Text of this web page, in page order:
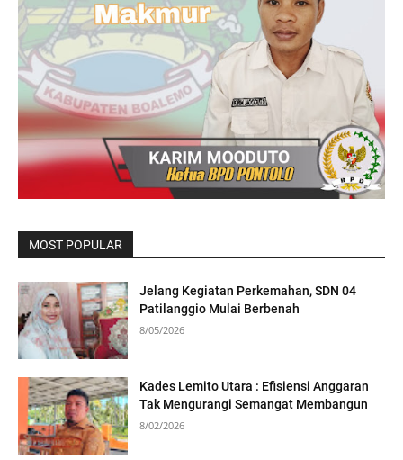
MOST POPULAR
Jelang Kegiatan Perkemahan, SDN 04
Patilanggio Mulai Berbenah
8/05/2026
Kades Lemito Utara : Efisiensi Anggaran
Tak Mengurangi Semangat Membangun
8/02/2026